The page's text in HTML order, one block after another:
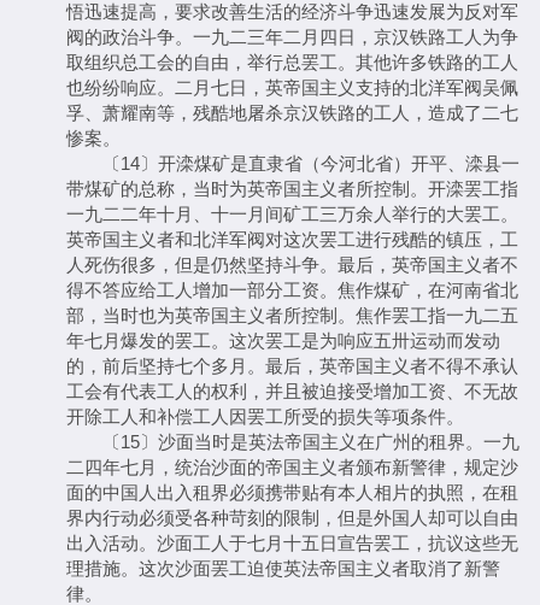
悟迅速提高，要求改善生活的经济斗争迅速发展为反对军
阀的政治斗争。一九二三年二月四日，京汉铁路工人为争
取组织总工会的自由，举行总罢工。其他许多铁路的工人
也纷纷响应。二月七日，英帝国主义支持的北洋军阀吴佩
孚、萧耀南等，残酷地屠杀京汉铁路的工人，造成了二七
惨案。
〔14〕开滦煤矿是直隶省（今河北省）开平、滦县一
带煤矿的总称，当时为英帝国主义者所控制。开滦罢工指
一九二二年十月、十一月间矿工三万余人举行的大罢工。
英帝国主义者和北洋军阀对这次罢工进行残酷的镇压，工
人死伤很多，但是仍然坚持斗争。最后，英帝国主义者不
得不答应给工人增加一部分工资。焦作煤矿，在河南省北
部，当时也为英帝国主义者所控制。焦作罢工指一九二五
年七月爆发的罢工。这次罢工是为响应五卅运动而发动
的，前后坚持七个多月。最后，英帝国主义者不得不承认
工会有代表工人的权利，并且被迫接受增加工资、不无故
开除工人和补偿工人因罢工所受的损失等项条件。
〔15〕沙面当时是英法帝国主义在广州的租界。一九
二四年七月，统治沙面的帝国主义者颁布新警律，规定沙
面的中国人出入租界必须携带贴有本人相片的执照，在租
界内行动必须受各种苛刻的限制，但是外国人却可以自由
出入活动。沙面工人于七月十五日宣告罢工，抗议这些无
理措施。这次沙面罢工迫使英法帝国主义者取消了新警
律。